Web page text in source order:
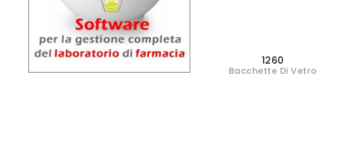
1260
Bacchette Di Vetro